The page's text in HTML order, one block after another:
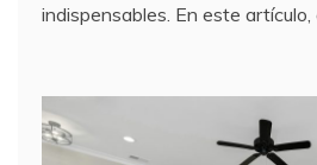
indispensables. En este